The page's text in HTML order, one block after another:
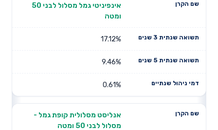
אינפיניטי גמל מסלול לבני 50
ומטה
17.12%
9.46%
0.61%
אנליסט מסלולית קופת גמל -
מסלול לבני 50 ומטה